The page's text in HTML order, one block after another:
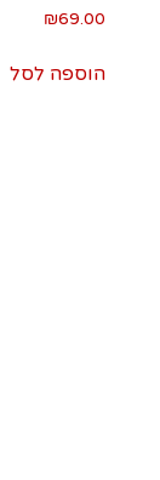
₪69.00
הוספה לסל